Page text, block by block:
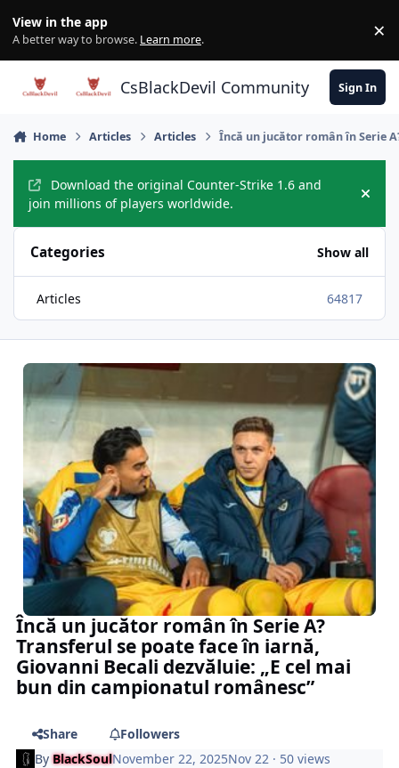
View in the app
A better way to browse. Learn more. ×
CsBlackDevil Community Sign In
Home Articles Articles Încă un jucător român în Serie
Download the original Counter-Strike 1.6 and
join millions of players worldwide.
Hide
Categories Show all
Articles 64817
Încă un jucător român în Serie A?
Transferul se poate face în iarnă,
Giovanni Becali dezvăluie: „E cel mai
bun din campionatul românesc”
Share
Followers
ByBlackSoulNovember 22, 2025Nov 22 · 50 views